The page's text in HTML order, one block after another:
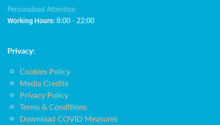
Personalized Attention
Working Hours: 8:00 - 22:00
Privacy:
Cookies Policy
Media Credits
Privacy Policy
Terms & Conditions
Download COVID Measures